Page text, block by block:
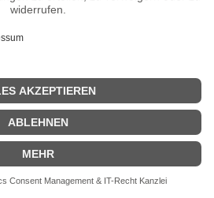
kurz |Personen|Impressum|